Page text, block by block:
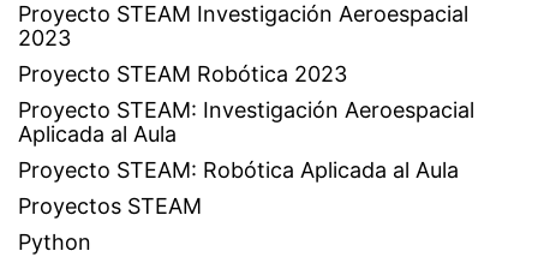
Proyecto STEAM Investigación Aeroespacial
2023
Proyecto STEAM Robótica 2023
Proyecto STEAM: Investigación Aeroespacial
Aplicada al Aula
Proyecto STEAM: Robótica Aplicada al Aula
Proyectos STEAM
Python